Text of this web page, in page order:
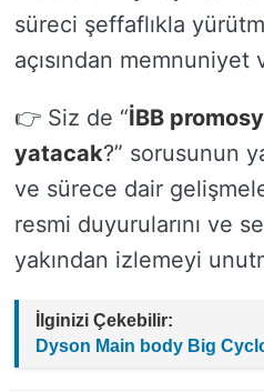
süreci şeffaflıkla
açısından memnuniyet
👉 Siz de “İBB
yatacak?” sorusunun
ve sürece dair
resmi duyurularını ve
yakından izlemeyi
İlginizi Çekebilir:
Dyson Main body Big